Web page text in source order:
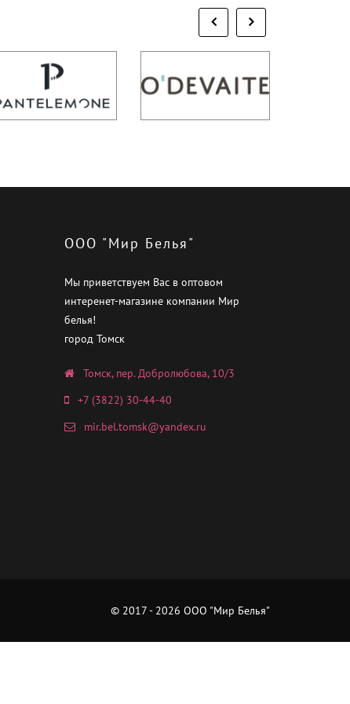
ООО "Мир Белья"
Мы приветствуем Вас в оптовом
интеренет-магазине компании Мир
белья!
город Томск
Томск, пер. Добролюбова, 10/3
+7 (3822) 30-44-40
mir.bel.tomsk@yandex.ru
© 2017 - 2026 ООО "Мир Белья"